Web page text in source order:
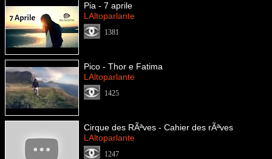
Pia - 7 aprile
LAltoparlante
1381
Pico - Thor e Fatima
LAltoparlante
1425
Cirque des RÃªves - Cahier des rÃªves
LAltoparlante
1247